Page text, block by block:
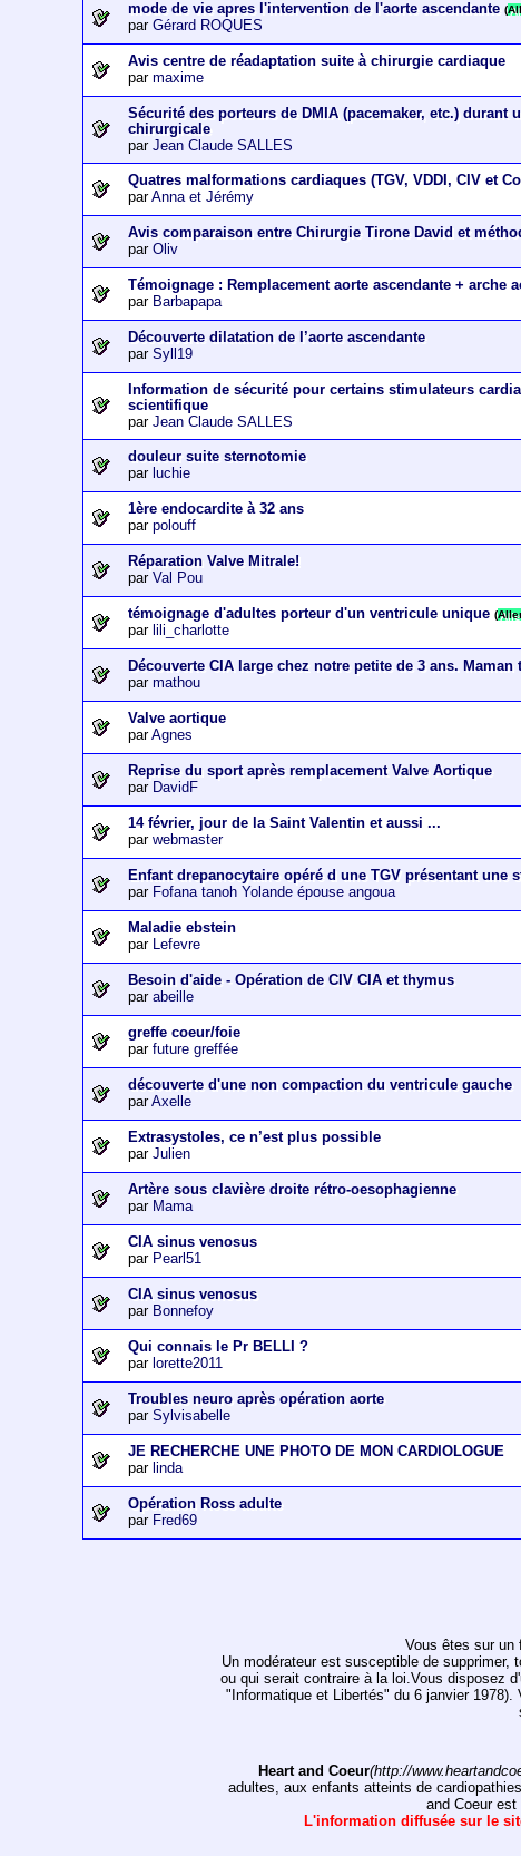
mode de vie apres l'intervention de l'aorte ascendante (
parGérard ROQUES
Avis centre de réadaptation suite à chirurgie cardiaque
parmaxime
Sécurité des porteurs de DMIA (pacemaker, etc.) durant
chirurgicale
parJean Claude SALLES
Quatres malformations cardiaques (TGV, VDDI, CIV et
parAnna et Jérémy
Avis comparaison entre Chirurgie Tirone David et
parOliv
Témoignage : Remplacement aorte ascendante + arche
par Barbapapa
Découverte dilatation de l’aorte ascendante
parSyll19
Information de sécurité pour certains stimulateurs
scientifique
parJean Claude SALLES
douleur suite sternotomie
par luchie
1ère endocardite à 32 ans
parpolouff
Réparation Valve Mitrale!
parVal Pou
témoignage d'adultes porteur d'un ventricule unique (
par lili_charlotte
Découverte CIA large chez notre petite de 3 ans. Maman
parmathou
Valve aortique
parAgnes
Reprise du sport après remplacement Valve Aortique
par DavidF
14 février, jour de la Saint Valentin et aussi ...
parwebmaster
Enfant drepanocytaire opéré d une TGV présentant une
par Fofana tanoh Yolande épouse angoua
Maladie ebstein
par Lefevre
Besoin d'aide - Opération de CIV CIA et thymus
parabeille
greffe coeur/foie
parfuture greffée
découverte d'une non compaction du ventricule gauche
parAxelle
Extrasystoles, ce n’est plus possible
parJulien
Artère sous clavière droite rétro-oesophagienne
par Mama
CIA sinus venosus
par Pearl51
CIA sinus venosus
par Bonnefoy
Qui connais le Pr BELLI ?
par lorette2011
Troubles neuro après opération aorte
parSylvisabelle
JE RECHERCHE UNE PHOTO DE MON CARDIOLOGUE
par linda
Opération Ross adulte
par Fred69
Vous êtes sur un
Un modérateur est susceptible de
ou qui serait contraire à la loi.Vous disposez
"Informatique et Libertés" du 6 janvier
Heart and Coeur(http://
adultes, aux enfants atteints de
and Coeur
L'information diffusée sur le